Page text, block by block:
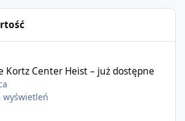
Kortz Center Heist – już dostępne
wyświetleń